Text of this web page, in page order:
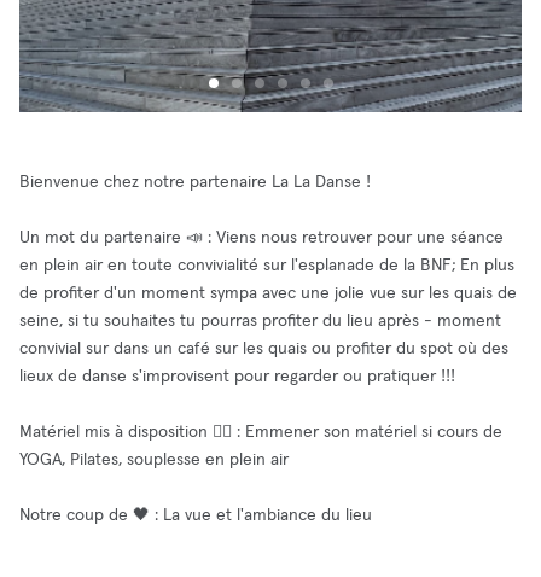
Bienvenue chez notre partenaire La La Danse !
Un mot du partenaire 📣 : Viens nous retrouver pour une séance
en plein air en toute convivialité sur l'esplanade de la BNF; En plus
de profiter d'un moment sympa avec une jolie vue sur les quais de
seine, si tu souhaites tu pourras profiter du lieu après - moment
convivial sur dans un café sur les quais ou profiter du spot où des
lieux de danse s'improvisent pour regarder ou pratiquer !!!
Matériel mis à disposition 🧘‍♂️ : Emmener son matériel si cours de
YOGA, Pilates, souplesse en plein air
Notre coup de 🖤 : La vue et l'ambiance du lieu